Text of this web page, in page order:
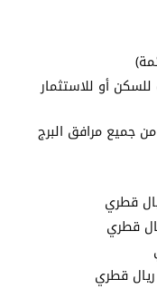
أو للاستثمار
جميع مرافق البرج